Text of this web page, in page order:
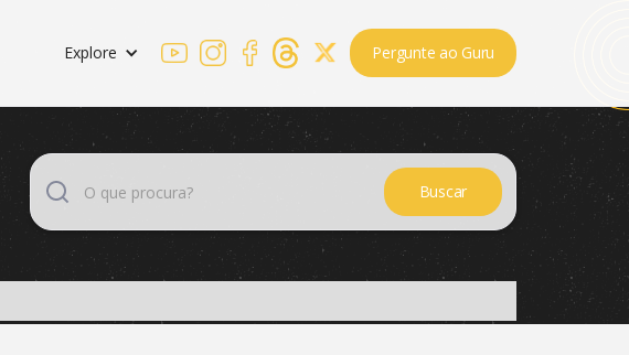
Explore Pergunte ao Guru